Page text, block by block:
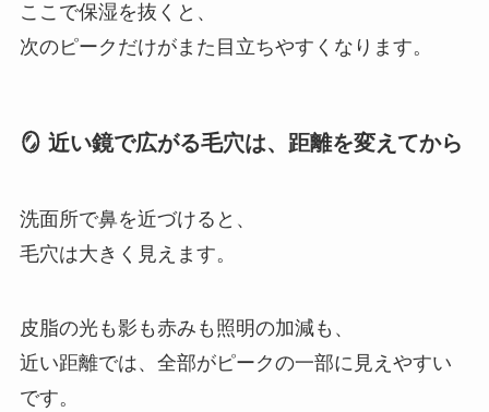
ここで保湿を抜くと、
次のピークだけがまた目立ちやすくなります。
🪞 近い鏡で広がる毛穴は、距離を変えてから
洗面所で鼻を近づけると、
毛穴は大きく見えます。
皮脂の光も影も赤みも照明の加減も、
近い距離では、全部がピークの一部に見えやすい
です。